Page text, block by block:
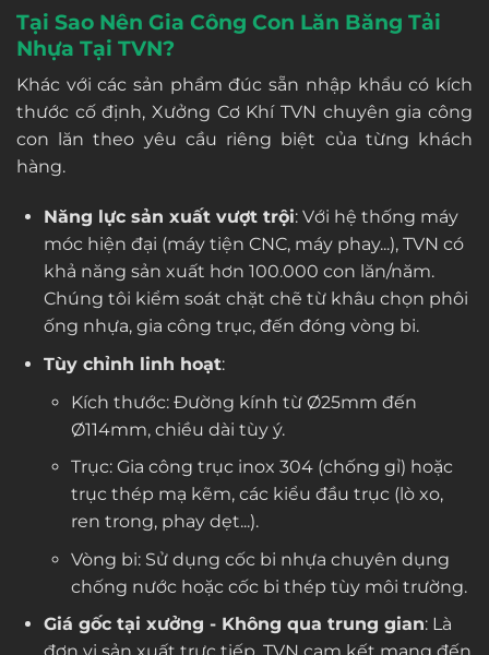
Tại Sao Nên Gia Công Con Lăn Băng Tải
Nhựa Tại TVN?
Khác với các sản phẩm đúc sẵn nhập khẩu có kích
thước cố định, Xưởng Cơ Khí TVN chuyên gia công
con lăn theo yêu cầu riêng biệt của từng khách
hàng.
Năng lực sản xuất vượt trội: Với hệ thống máy
móc hiện đại (máy tiện CNC, máy phay...), TVN có
khả năng sản xuất hơn 100.000 con lăn/năm.
Chúng tôi kiểm soát chặt chẽ từ khâu chọn phôi
ống nhựa, gia công trục, đến đóng vòng bi.
Tùy chỉnh linh hoạt:
Kích thước: Đường kính từ Ø25mm đến
Ø114mm, chiều dài tùy ý.
Trục: Gia công trục inox 304 (chống gỉ) hoặc
trục thép mạ kẽm, các kiểu đầu trục (lò xo,
ren trong, phay dẹt...).
Vòng bi: Sử dụng cốc bi nhựa chuyên dụng
chống nước hoặc cốc bi thép tùy môi trường.
Giá gốc tại xưởng - Không qua trung gian: Là